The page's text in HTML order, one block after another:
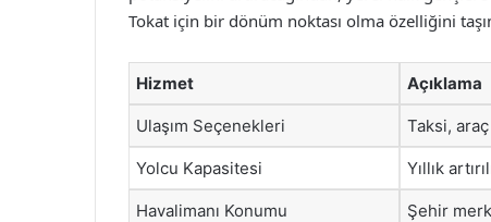
Tokat için bir dönüm noktası olma özelliğini
Hizmet Açıklama
Ulaşım Seçenekleri Taksi,
Yolcu Kapasitesi Yıllık
Havalimanı Konumu Şehir